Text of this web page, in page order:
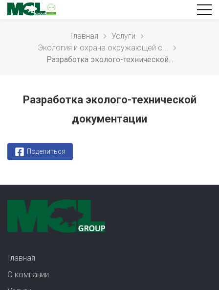
Главная
Услуги
Экология и охрана окружающей с...
Разработка эколого-технической...
Разработка эколого-технической
документации
Поделиться
Главная
О компании